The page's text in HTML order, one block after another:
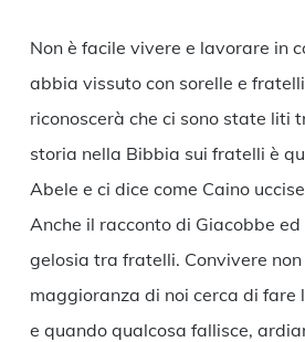
Non è facile vivere e lavorare in
abbia vissuto con sorelle e
riconoscerà che ci sono state liti
storia nella Bibbia sui fratelli è
Abele e ci dice come Caino
Anche il racconto di Giacobbe
gelosia tra fratelli. Convivere non
maggioranza di noi cerca di fare
e quando qualcosa fallisce,